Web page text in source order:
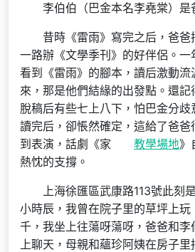
李伯伯（巴金本名李堯棠）是
昔時《雷雨》寫完之后，爸
一路辦《文學季刊》的好伴侶。一
看到《雷雨》的腳本，讀后激動流
來，那是他們結緣的出發點。還記
脫稿后有些七上八下，怕巴金分
讀完后，卻悵然確定，這給了爸
到表演，話劇《家
教學場地》
熱忱的支撐。
上海徐匯區武康路113號此刻
小時辰，我曾在院子里的草坪上玩
千，我坐上往蕩呀蕩呀，爸爸和
上聊天，母親和蘊珍阿姨在房子